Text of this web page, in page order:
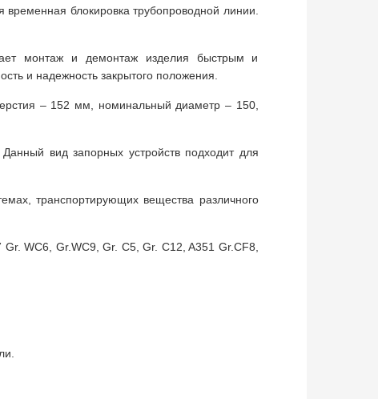
блокировка трубопроводной линии.
монтаж и демонтаж изделия быстрым и
и надежность закрытого положения.
– 152 мм, номинальный диаметр – 150,
вид запорных устройств подходит для
транспортирующих вещества различного
WC6, Gr.WC9, Gr. C5, Gr. C12, A351 Gr.CF8,